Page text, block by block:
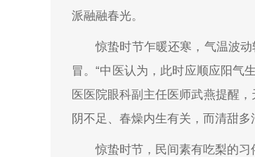
派融融春光。
惊蛰时节乍暖还寒，气温波
冒。“中医认为，此时应顺应阳气
医医院眼科副主任医师武燕提醒
阴不足、春燥内生有关，而清甜多
惊蛰时节，民间素有吃梨的习